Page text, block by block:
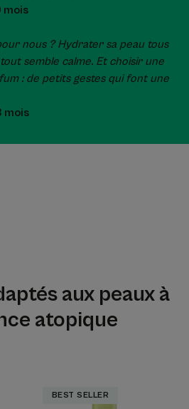
mois
nous ? Hydrater sa peau tous
semble calme. Et choisir une
: de petits gestes qui font une
mois
aux peaux à
atopique
émolliente
BEST SELLER